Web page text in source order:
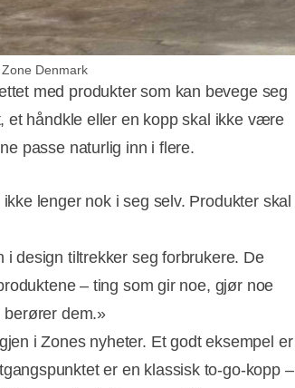
Denmark
med produkter som kan bevege seg
et håndkle eller en kopp skal ikke være
passe naturlig inn i flere.
lenger nok i seg selv. Produkter skal
design tiltrekker seg forbrukere. De
– ting som gir noe, gjør noe
berører dem.»
i Zones nyheter. Et godt eksempel er
er en klassisk to-go-kopp –